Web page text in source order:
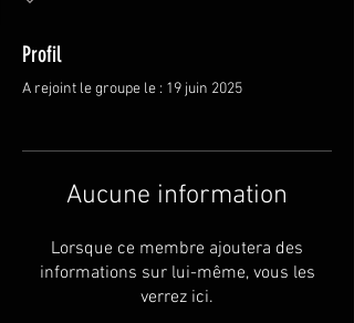
Profil
A rejoint le groupe le : 19 juin 2025
Aucune information
Lorsque ce membre ajoutera des
informations sur lui-même, vous les
verrez ici.